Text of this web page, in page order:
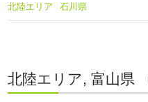
北陸エリア 石川県
北陸エリア, 富山県